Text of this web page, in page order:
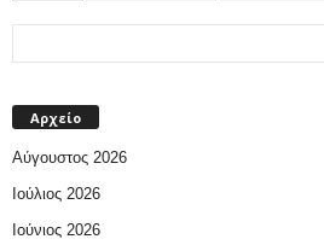
Αρχείο
Αύγουστος 2026
Ιούλιος 2026
Ιούνιος 2026